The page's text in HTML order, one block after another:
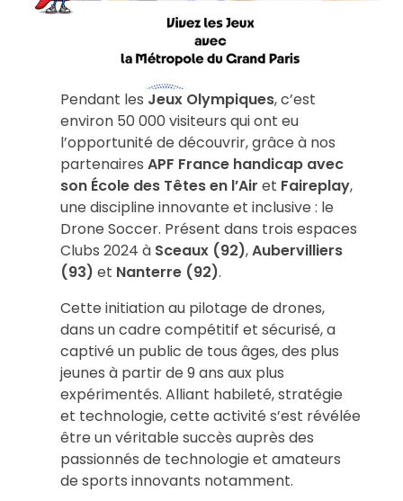
Pendant les Jeux Olympiques, c’est
environ 50 000 visiteurs qui ont eu
l’opportunité de découvrir, grâce à nos
partenaires APF France handicap avec
son École des Têtes en l’Air et Faireplay,
une discipline innovante et inclusive : le
Drone Soccer. Présent dans trois espaces
Clubs 2024 à Sceaux (92),Aubervilliers
(93) et Nanterre (92).
Cette initiation au pilotage de drones,
dans un cadre compétitif et sécurisé, a
captivé un public de tous âges, des plus
jeunes à partir de 9 ans aux plus
expérimentés. Alliant habileté, stratégie
et technologie, cette activité s’est révélée
être un véritable succès auprès des
passionnés de technologie et amateurs
de sports innovants notamment.